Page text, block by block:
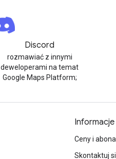
Discord
rozmawiać z innymi
deweloperami na temat
Google Maps Platform;
Ceny i
Skontaktuj